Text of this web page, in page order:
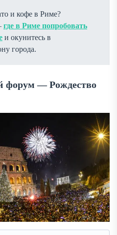
и кофе в Риме?
где в Риме попробовать
и окунитесь в
города.
форум — Рождество